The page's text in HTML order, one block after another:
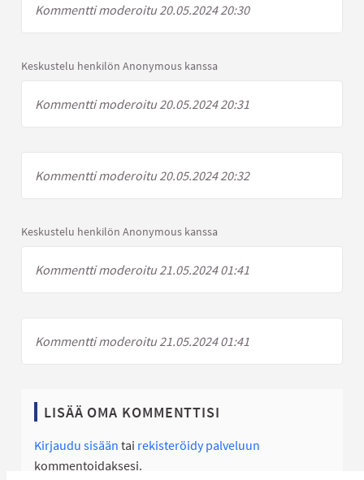
Kommentti moderoitu 20.05.2024 20:30
Keskustelu henkilön Anonymous kanssa
Kommentti moderoitu 20.05.2024 20:31
Kommentti moderoitu 20.05.2024 20:32
Keskustelu henkilön Anonymous kanssa
Kommentti moderoitu 21.05.2024 01:41
Kommentti moderoitu 21.05.2024 01:41
LISÄÄ OMA KOMMENTTISI
Kirjaudu sisään tai rekisteröidy palveluun
kommentoidaksesi.